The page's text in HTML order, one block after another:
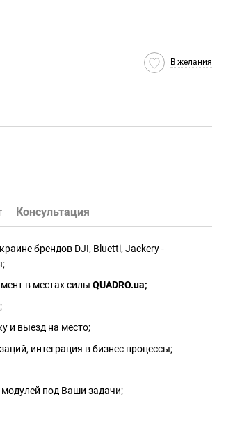
В желания
Консультация
брендов DJI, Bluetti, Jackery -
в местах силы QUADRO.ua;
и выезд на место;
интеграция в бизнес процессы;
под Ваши задачи;